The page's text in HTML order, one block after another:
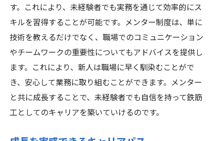
す。これにより、未経験者でも実務を通じて効率的にス
キルを習得することが可能です。メンター制度は、単に
技術を教えるだけでなく、職場でのコミュニケーション
やチームワークの重要性についてもアドバイスを提供し
ます。これにより、新人は職場に早く馴染むことがで
き、安心して業務に取り組むことができます。メンター
と共に成長することで、未経験者でも自信を持って鉄筋
工としてのキャリアを築いていけるのです。